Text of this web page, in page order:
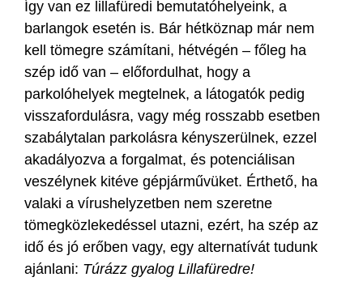
Így van ez lillafüredi bemutatóhelyeink, a
barlangok esetén is. Bár hétköznap már nem
kell tömegre számítani, hétvégén – főleg ha
szép idő van – előfordulhat, hogy a
parkolóhelyek megtelnek, a látogatók pedig
visszafordulásra, vagy még rosszabb esetben
szabálytalan parkolásra kényszerülnek, ezzel
akadályozva a forgalmat, és potenciálisan
veszélynek kitéve gépjárművüket. Érthető, ha
valaki a vírushelyzetben nem szeretne
tömegközlekedéssel utazni, ezért, ha szép az
idő és jó erőben vagy, egy alternatívát tudunk
ajánlani: Túrázz gyalog Lillafüredre!